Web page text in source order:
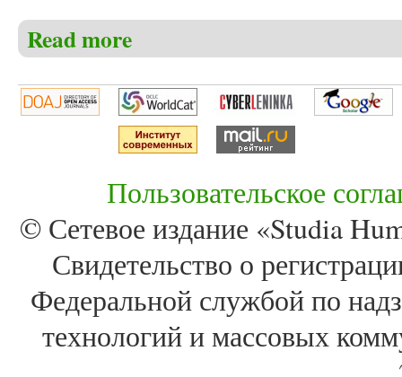
Read more
Пользовательское
© Сетевое издание «Studia
Свидетельство о
Федеральной службой по
технологий и массовых